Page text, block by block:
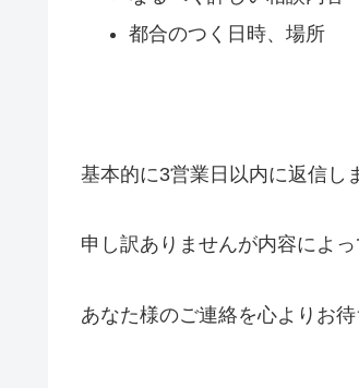
都合のつく日時、場所
基本的に3営業日以内に返信し
申し訳ありませんが内容によ
あなた様のご連絡を心よりお待